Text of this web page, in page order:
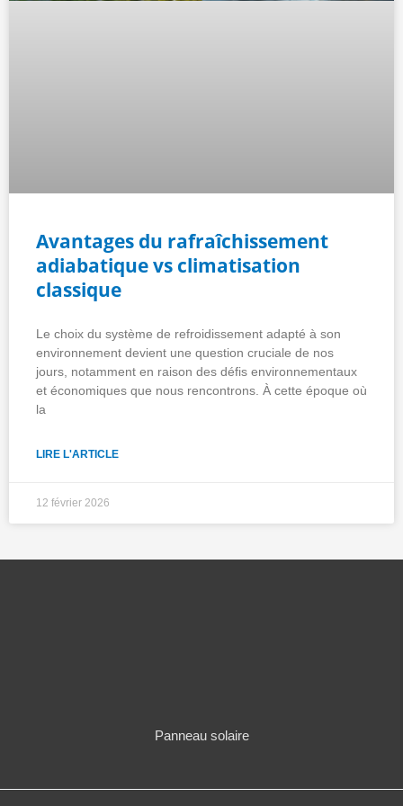
Avantages du rafraîchissement
adiabatique vs climatisation
classique
Le choix du système de refroidissement adapté à son
environnement devient une question cruciale de nos
jours, notamment en raison des défis environnementaux
et économiques que nous rencontrons. À cette époque où
la
LIRE L'ARTICLE
12 février 2026
Panneau solaire